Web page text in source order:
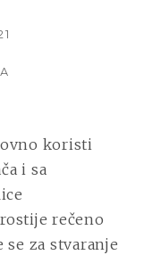
KADA
RUKUJETE
koristi
i sa
rečeno
za stvaranje